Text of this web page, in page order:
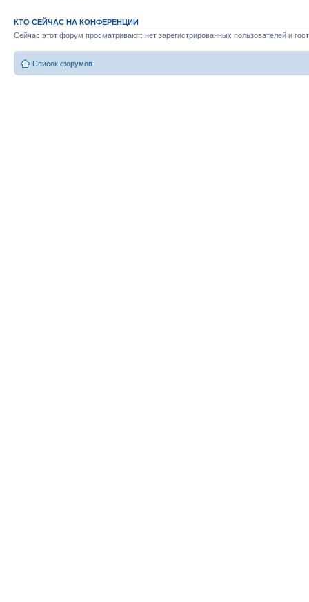
КТО СЕЙЧАС НА КОНФЕРЕНЦИИ
Сейчас этот форум просматривают: нет зарегистрированных пользователей и
Список форумов